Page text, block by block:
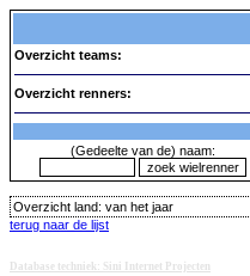
Overzicht teams:
Overzicht renners:
(Gedeelte van de) naam:
Overzicht land: van het jaar
terug naar de lijst
Database techniek: Sini Internet Projecten